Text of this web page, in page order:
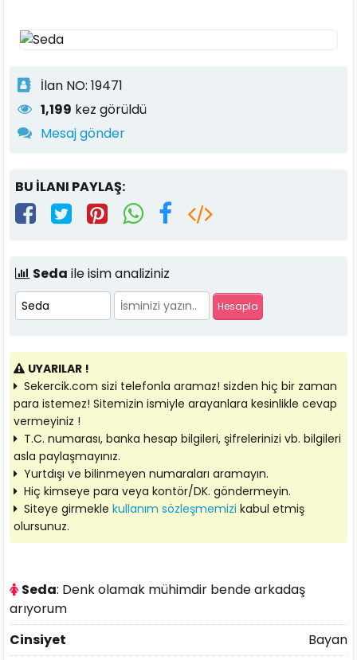
İlan NO: 19471
1,199 kez görüldü
Mesaj gönder
BU İLANI PAYLAŞ:
Seda ile isim analiziniz
UYARILAR !
Sekercik.com sizi telefonla aramaz! sizden hiç bir zaman
para istemez! Sitemizin ismiyle arayanlara kesinlikle cevap
vermeyiniz !
T.C. numarası, banka hesap bilgileri, şifrelerinizi vb. bilgileri
asla paylaşmayınız.
Yurtdışı ve bilinmeyen numaraları aramayın.
Hiç kimseye para veya kontör/DK. göndermeyin.
Siteye girmeklekullanım sözleşmemizi kabul etmiş
olursunuz.
Seda: Denk olamak mühimdir bende arkadaş
arıyorum
Cinsiyet
Bayan